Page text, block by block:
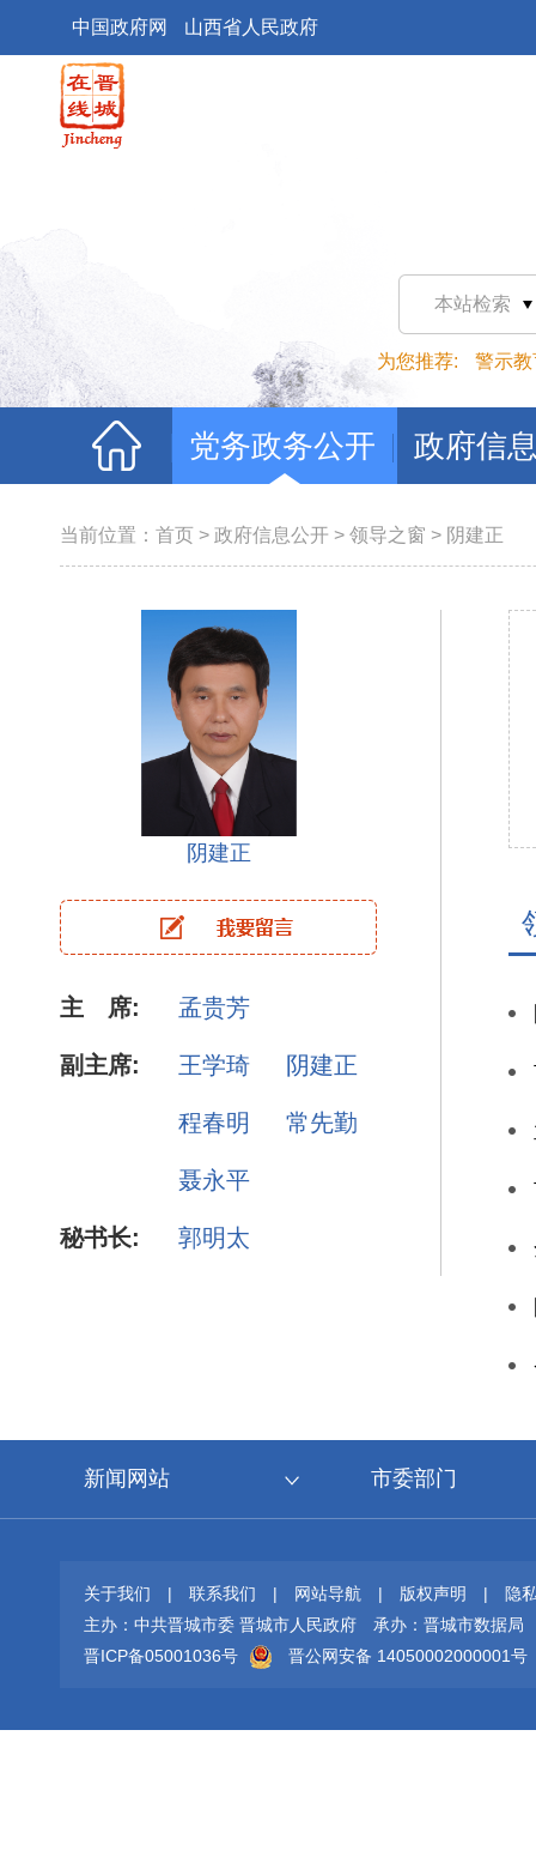
中国政府网 山西省人民政府
本站检索
为您推荐: 警示教
党务政务公开 政府信
当前位置： 首页 > 政府信息公开 > 领导之窗 > 阴建正
阴建正
主 席: 孟贵芳
副主席: 王学琦 阴建正
程春明 常先勤
聂永平
秘书长: 郭明太
新闻网站 市委部门
关于我们 | 联系我们 | 网站导航 | 版权声明 |
隐
主办：中共晋城市委 晋城市人民政府
承办：晋城市数据局
晋ICP备05001036号
晋公网安备 14050002000001号